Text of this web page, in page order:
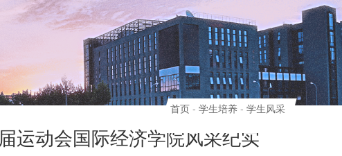
首页 - 学生培养 - 学生风采
动会国际经济学院风采纪实